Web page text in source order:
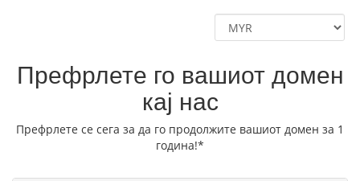
Префрлете го вашиот домен
кај нас
Префрлете се сега за да го продолжите вашиот домен за 1
година!*